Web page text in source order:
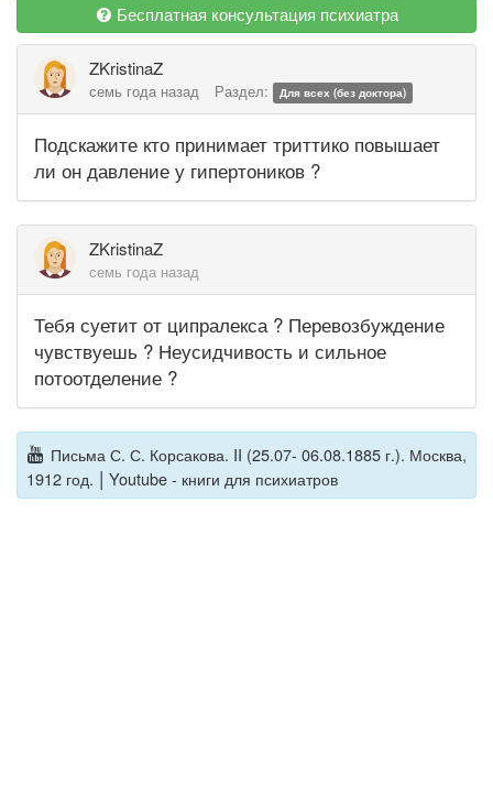
Бесплатная консультация психиатра
ZKristinaZ
семь года назад Раздел: Для всех (без доктора)
Подскажите кто принимает триттико повышает
ли он давление у гипертоников ?
ZKristinaZ
семь года назад
Тебя суетит от ципралекса ? Перевозбуждение
чувствуешь ? Неусидчивость и сильное
потоотделение ?
Письма С. С. Корсакова. II (25.07- 06.08.1885 г.). Москва,
1912 год. | Youtube - книги для психиатров